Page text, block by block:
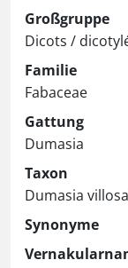
Großgruppe
Dicots /
Familie
Fabaceae
Gattung
Dumasia
Taxon
Dumasia
Synonyme